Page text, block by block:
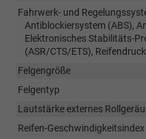
Fahrwerk- und
Antiblockiersystem (ABS),
Elektronisches Stabilitäts-
(ASR/CTS/ETS),
Felgengröße
Felgentyp
Lautstärke externes
Reifen-Geschwindigkeitsindex